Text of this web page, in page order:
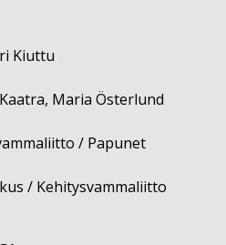
Kiuttu
Maria Österlund
/ Papunet
/ Kehitysvammaliitto